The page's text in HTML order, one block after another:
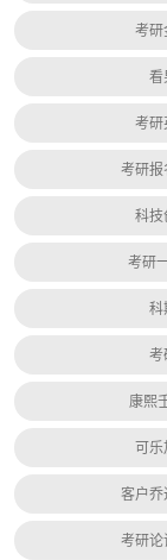
考
看
考
考研
科
考研
科
考
康熙
可乐
客户
考研